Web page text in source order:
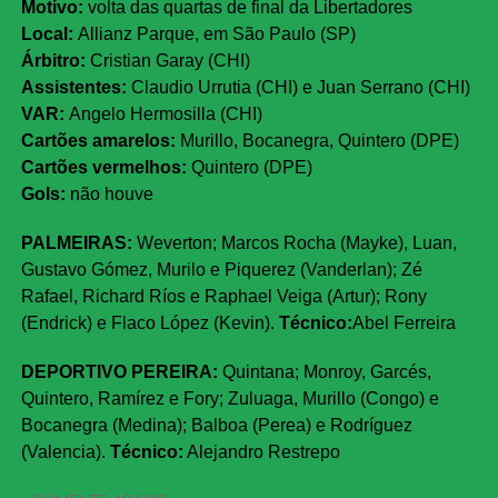
Motivo: volta das quartas de final da Libertadores
Local: Allianz Parque, em São Paulo (SP)
Árbitro: Cristian Garay (CHI)
Assistentes: Claudio Urrutia (CHI) e Juan Serrano (CHI)
VAR: Angelo Hermosilla (CHI)
Cartões amarelos: Murillo, Bocanegra, Quintero (DPE)
Cartões vermelhos: Quintero (DPE)
Gols: não houve
PALMEIRAS: Weverton; Marcos Rocha (Mayke), Luan,
Gustavo Gómez, Murilo e Piquerez (Vanderlan); Zé
Rafael, Richard Ríos e Raphael Veiga (Artur); Rony
(Endrick) e Flaco López (Kevin). Técnico:Abel Ferreira
DEPORTIVO PEREIRA: Quintana; Monroy, Garcés,
Quintero, Ramírez e Fory; Zuluaga, Murillo (Congo) e
Bocanegra (Medina); Balboa (Perea) e Rodríguez
(Valencia). Técnico: Alejandro Restrepo